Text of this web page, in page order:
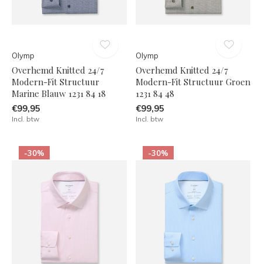
Olymp
Overhemd Knitted 24/7
Modern-Fit Structuur
Marine Blauw 1231 84 18
€99,95
Incl. btw
Olymp
Overhemd Knitted 24/7
Modern-Fit Structuur Groen
1231 84 48
€99,95
Incl. btw
-30% -30%